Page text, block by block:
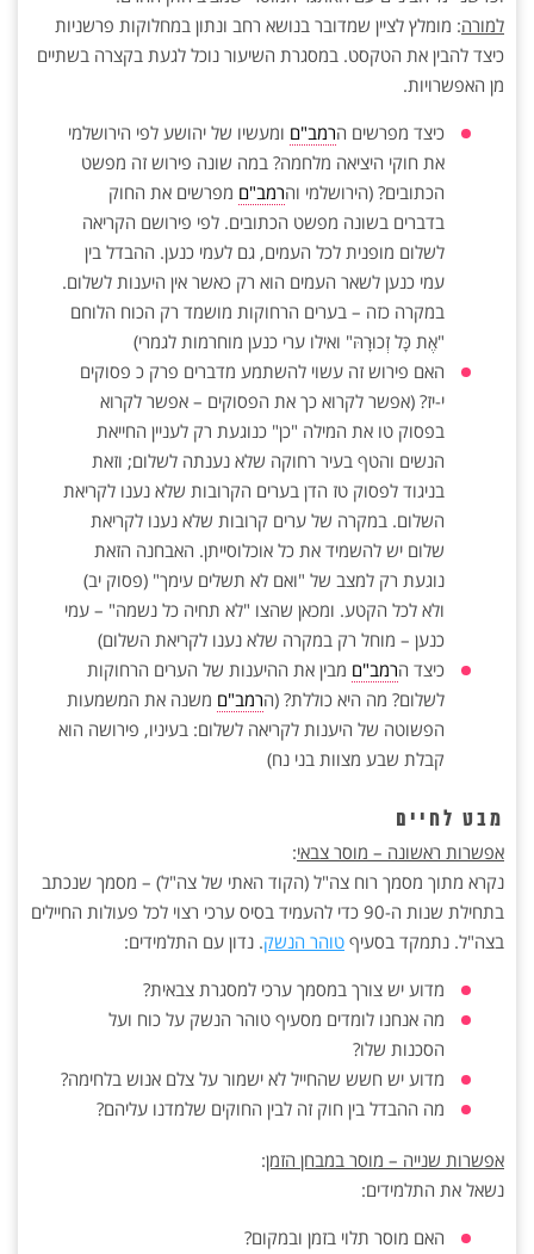
למורה: מומלץ לציין שמדובר בנושא רחב ונתון במחלוקות פרשניות
כיצד להבין את הטקסט. במסגרת השיעור נוכל לגעת בקצרה בשתיים
מן האפשרויות.
כיצד מפרשים הרמב"ם ומעשיו של יהושע לפי הירושלמי
את חוקי היציאה מלחמה? במה שונה פירוש זה מפשט
הכתובים? (הירושלמי והרמב"ם מפרשים את החוק
בדברים בשונה מפשט הכתובים. לפי פירושם הקריאה
לשלום מופנית לכל העמים, גם לעמי כנען. ההבדל בין
עמי כנען לשאר העמים הוא רק כאשר אין היענות לשלום.
במקרה כזה – בערים הרחוקות מושמד רק הכוח הלוחם
"אֶת כָּל זְכוּרָהּ" ואילו ערי כנען מוחרמות לגמרי)
האם פירוש זה עשוי להשתמע מדברים פרק כ פסוקים
י-יז? (אפשר לקרוא כך את הפסוקים – אפשר לקרוא
בפסוק טו את המילה "כן" כנוגעת רק לעניין החייאת
הנשים והטף בעיר רחוקה שלא נענתה לשלום; וזאת
בניגוד לפסוק טז הדן בערים הקרובות שלא נענו לקריאת
השלום. במקרה של ערים קרובות שלא נענו לקריאת
שלום יש להשמיד את כל אוכלוסייתן. האבחנה הזאת
נוגעת רק למצב של "ואם לא תשלים עימך" (פסוק יב)
ולא לכל הקטע. ומכאן שהצו "לא תחיה כל נשמה" – עמי
כנען – מוחל רק במקרה שלא נענו לקריאת השלום)
כיצד הרמב"ם מבין את ההיענות של הערים הרחוקות
לשלום? מה היא כוללת? (הרמב"ם משנה את המשמעות
הפשוטה של היענות לקריאה לשלום: בעיניו, פירושה הוא
קבלת שבע מצוות בני נח)
מבט לחיים
אפשרות ראשונה – מוסר צבאי:
נקרא מתוך מסמך רוח צה"ל (הקוד האתי של צה"ל) – מסמך שנכתב
בתחילת שנות ה-90 כדי להעמיד בסיס ערכי רצוי לכל פעולות החיילים
בצה"ל. נתמקד בסעיף טוהר הנשק. נדון עם התלמידים:
מדוע יש צורך במסמך ערכי למסגרת צבאית?
מה אנחנו לומדים מסעיף טוהר הנשק על כוח ועל
הסכנות שלו?
מדוע יש חשש שהחייל לא ישמור על צלם אנוש בלחימה?
מה ההבדל בין חוק זה לבין החוקים שלמדנו עליהם?
אפשרות שנייה – מוסר במבחן הזמן:
נשאל את התלמידים:
האם מוסר תלוי בזמן ובמקום?